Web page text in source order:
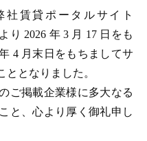
社賃貸ポータルサイト
り 2026 年 3 月 17 日をも
4 月末日をもちましてサ
となりました。
ご掲載企業様に多大なる
と、心より厚く御礼申し